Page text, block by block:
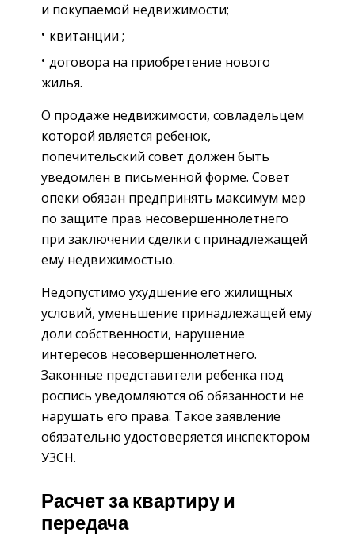
и покупаемой недвижимости;
квитанции ;
договора на приобретение нового
жилья.
О продаже недвижимости, совладельцем
которой является ребенок,
попечительский совет должен быть
уведомлен в письменной форме. Совет
опеки обязан предпринять максимум мер
по защите прав несовершеннолетнего
при заключении сделки с принадлежащей
ему недвижимостью.
Недопустимо ухудшение его жилищных
условий, уменьшение принадлежащей ему
доли собственности, нарушение
интересов несовершеннолетнего.
Законные представители ребенка под
роспись уведомляются об обязанности не
нарушать его права. Такое заявление
обязательно удостоверяется инспектором
УЗСН.
Расчет за квартиру и
передача